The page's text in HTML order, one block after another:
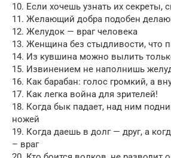
10. Если хочешь узнать их секреты,
11. Желающий добра подобен
12. Желудок — враг человека
13. Женщина без стыдливости, что
14. Из кувшина можно вылить
15. Извинением не наполнишь
16. Как барабан: голос громкий, а
17. Как легка война для зрителей!
18. Когда бык падает, над ним
ножей
19. Когда даешь в долг — друг, а
– враг